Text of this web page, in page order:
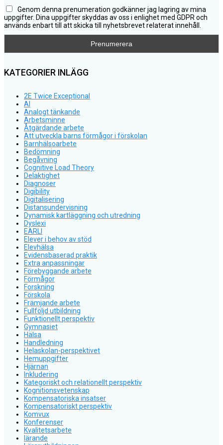
Genom denna prenumeration godkänner jag lagring av mina
uppgifter. Dina uppgifter skyddas av oss i enlighet med GDPR och
används enbart till att skicka till nyhetsbrevet relaterat innehåll.
KATEGORIER INLÄGG
2E Twice Exceptional
AI
Analogt tänkande
Arbetsminne
Åtgärdande arbete
Att utveckla barns förmågor i förskolan
Barnhälsoarbete
Bedömning
Begåvning
Cognitive Load Theory
Delaktighet
Diagnoser
Digibility
Digitalisering
Distansundervisning
Dynamisk kartläggning och utredning
Dyslexi
EARLI
Elever i behov av stöd
Elevhälsa
Evidensbaserad praktik
Extra anpassningar
Förebyggande arbete
Förmågor
Forskning
Förskola
Främjande arbete
Fullföljd utbildning
Funktionellt perspektiv
Gymnasiet
Hälsa
Handledning
Helaskolan-perspektivet
Hemuppgifter
Hjärnan
Inkludering
Kategoriskt och relationellt perspektiv
Kognitionsvetenskap
Kompensatoriska insatser
Kompensatoriskt perspektiv
Komvux
Konferenser
Kvalitetsarbete
lärande